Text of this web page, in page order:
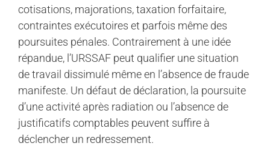
cotisations, majorations, taxation forfaitaire,
contraintes exécutoires et parfois même des
poursuites pénales. Contrairement à une idée
répandue, l’URSSAF peut qualifier une situation
de travail dissimulé même en l’absence de fraude
manifeste. Un défaut de déclaration, la poursuite
d’une activité après radiation ou l’absence de
justificatifs comptables peuvent suffire à
déclencher un redressement.